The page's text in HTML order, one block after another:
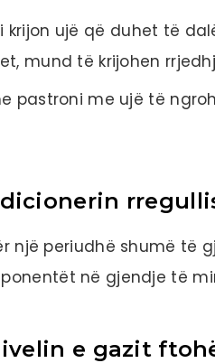
krijon ujë që duhet të
mund të krijohen
pastroni me ujë të
një periudhë shumë të
në gjendje të
e gazit